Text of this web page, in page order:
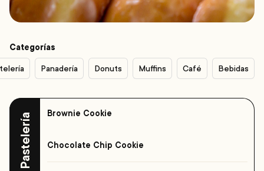
Categorías
Panadería Donuts Muffins Café Bebidas
Pastelería Brownie Cookie
Chocolate Chip Cookie